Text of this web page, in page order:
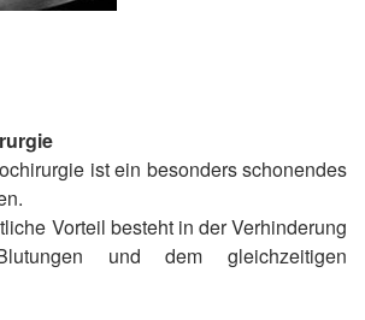
ist ein besonders schonendes
Vorteil besteht in der Verhinderung
und dem gleichzeitigen